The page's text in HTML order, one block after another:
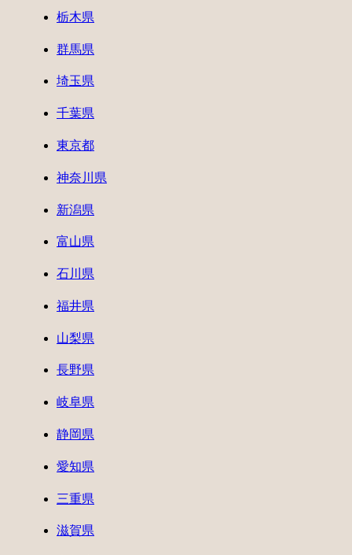
栃木県
群馬県
埼玉県
千葉県
東京都
神奈川県
新潟県
富山県
石川県
福井県
山梨県
長野県
岐阜県
静岡県
愛知県
三重県
滋賀県